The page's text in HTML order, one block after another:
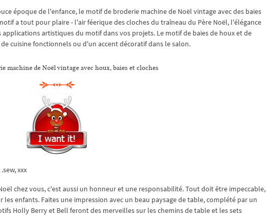
époque de l'enfance, le motif de broderie machine de Noël vintage avec des baies
a tout pour plaire - l'air féerique des cloches du traîneau du Père Noël, l'élégance
artistiques du motif dans vos projets. Le motif de baies de houx et de
cuisine fonctionnels ou d'un accent décoratif dans le salon.
machine de Noël vintage avec houx, baies et cloches
xxx
chez vous, c'est aussi un honneur et une responsabilité. Tout doit être impeccable,
enfants. Faites une impression avec un beau paysage de table, complété par un
Holly Berry et Bell feront des merveilles sur les chemins de table et les sets